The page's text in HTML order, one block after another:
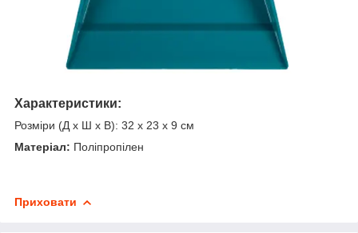
Характеристики:
Розміри (Д x Ш x В): 32 x 23 x 9 см
Матеріал: Поліпропілен
Приховати